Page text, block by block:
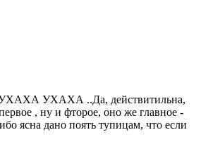
УХАХА УХАХА ..Да, действитильна,
, ну и фторое, оно же главное -
дано поять тупицам, что если